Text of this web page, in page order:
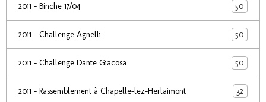
2011 - Binche 17/04 50
2011 - Challenge Agnelli 50
2011 - Challenge Dante Giacosa 50
2011 - Rassemblement à Chapelle-lez-Herlaimont 32